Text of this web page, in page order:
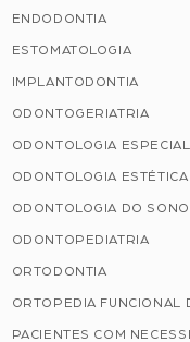
ENDODONTIA
ESTOMATOLOGIA
IMPLANTODONTIA
ODONTOGERIATRIA
ODONTOLOGIA ESPECIAL
ODONTOLOGIA ESTÉTICA
ODONTOLOGIA DO SONO
ODONTOPEDIATRIA
ORTODONTIA
ORTOPEDIA FUNCIONAL
PACIENTES COM